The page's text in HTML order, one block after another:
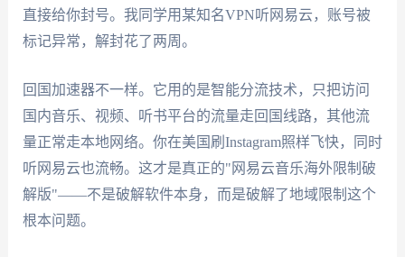
直接给你封号。我同学用某知名VPN听网易云，账号被
标记异常，解封花了两周。
回国加速器不一样。它用的是智能分流技术，只把访问
国内音乐、视频、听书平台的流量走回国线路，其他流
量正常走本地网络。你在美国刷Instagram照样飞快，同时
听网易云也流畅。这才是真正的"网易云音乐海外限制破
解版"——不是破解软件本身，而是破解了地域限制这个
根本问题。